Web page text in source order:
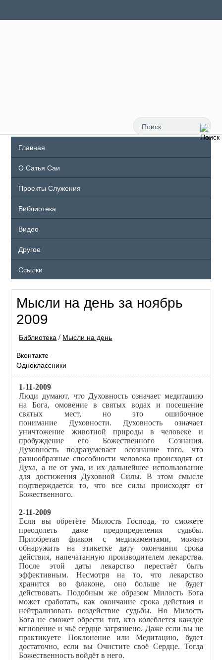
Главная
О Сатья Саи
Проекты Служения
Библиотека
Видео
Другое
Ссылки
Мысли на день за ноябрь
2009
Библиотека / Мысли на день
Вконтакте
Одноклассники
1-11-2009
Люди думают, что Духовность означает медитацию
на Бога, омовение в святых водах и посещение
святых мест, но это ошибочное
понимание Духовности. Духовность означает
уничтожение животной природы в человеке и
пробуждение его Божественного Сознания.
Духовность подразумевает осознание того, что
разнообразные способности человека происходят от
Духа, а не от ума, и их дальнейшее использование
для достижения Духовной Силы. В этом смысле
подтверждается то, что все силы происходят от
Божественного.
2-11-2009
Если вы обретёте Милость Господа, то сможете
преодолеть даже предопределения судьбы.
Приобретая флакон с медикаментами, можно
обнаружить на этикетке дату окончания срока
действия, напечатанную производителем лекарства.
После этой даты лекарство перестаёт быть
эффективным. Несмотря на то, что лекарство
хранится во флаконе, оно больше не будет
действовать. Подобным же образом Милость Бога
может сработать, как окончание срока действия и
нейтрализовать воздействие судьбы. Но Милость
Бога не сможет обрести тот, кто колеблется каждое
мгновение и чьё сердце загрязнено. Даже если вы не
практикуете Поклонение или Медитацию, будет
достаточно, если вы Очистите своё Сердце. Тогда
Божественность войдёт в него.